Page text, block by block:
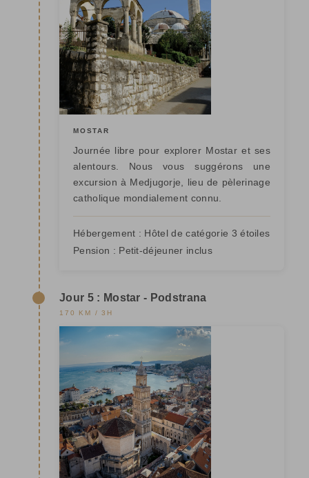
MOSTAR
Journée libre pour explorer Mostar et ses
alentours. Nous vous suggérons une
excursion à Medjugorje, lieu de pèlerinage
catholique mondialement connu.
Hébergement : Hôtel de catégorie 3 étoiles
Pension : Petit-déjeuner inclus
Jour 5 : Mostar - Podstrana
170 KM / 3H